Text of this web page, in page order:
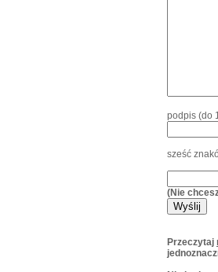
podpis (do
sześć
(Nie
Przeczytaj